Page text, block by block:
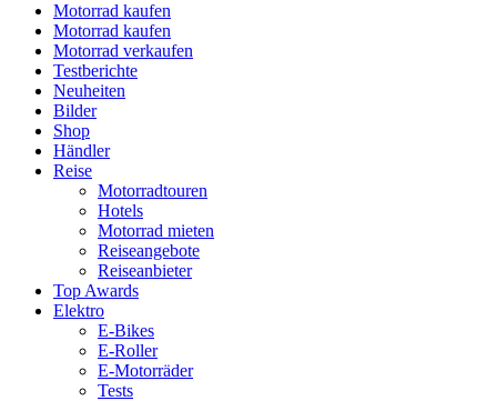
Motorrad kaufen
Motorrad kaufen
Motorrad verkaufen
Testberichte
Neuheiten
Bilder
Shop
Händler
Reise
Motorradtouren
Hotels
Motorrad mieten
Reiseangebote
Reiseanbieter
Top Awards
Elektro
E-Bikes
E-Roller
E-Motorräder
Tests